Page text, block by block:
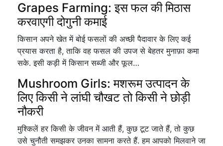
Grapes Farming: इस फल की मिठास
करवाएगी दोगुनी कमाई
किसान अपने खेत में बोई फसलों की अच्छी पैदावार के लिए कई
प्रयास करता है, ताकि वह फसल की उपज से बेहतर मुनाफ़ा कमा
सके. इसी कड़ी में किसान सब्जी और फूल…
Mushroom Girls: मशरूम उत्पादन के
लिए किसी ने लांघी चौखट तो किसी ने छोड़ी
नौकरी
मुश्किलें हर किसी के जीवन में आती हैं, कुछ टूट जाते हैं, तो कुछ
उसे चुनौती समझकर उनका सामना करते हैं. हम आपको मिलवाने जा